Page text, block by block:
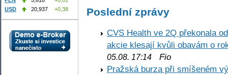
Poslední zprávy
CVS Health ve 2Q překonala
akcie klesají kvůli obavám o
05.08. 17:14 Fio
Pražská burza při smíšeném
USD
20,937 +0,38